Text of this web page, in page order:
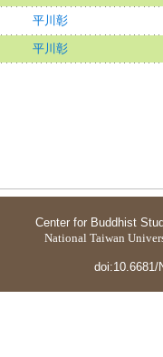
平川彰
平川彰
Center for Buddhist
National Taiwan
doi:10.6681/